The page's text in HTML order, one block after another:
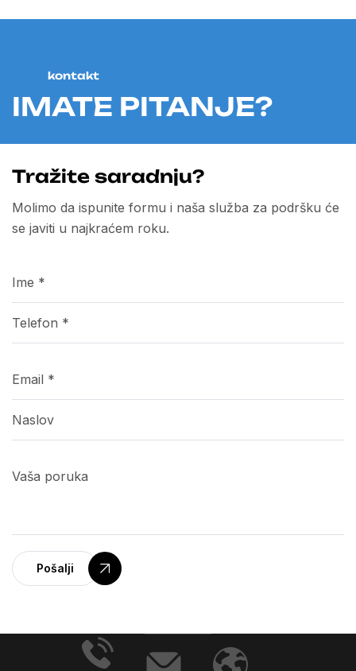
kontakt
IMATE PITANJE?
Tražite saradnju?
Molimo da ispunite formu i naša služba za podršku će
se javiti u najkraćem roku.
Pošalji